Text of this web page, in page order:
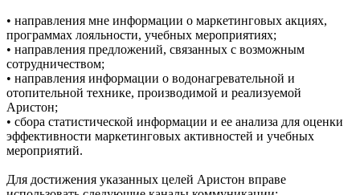
• направления мне информации о маркетинговых акциях,
программах лояльности, учебных мероприятиях;
• направления предложений, связанных с возможным
сотрудничеством;
• направления информации о водонагревательной и
отопительной технике, производимой и реализуемой
Аристон;
• сбора статистической информации и ее анализа для оценки
эффективности маркетинговых активностей и учебных
мероприятий.
Для достижения указанных целей Аристон вправе